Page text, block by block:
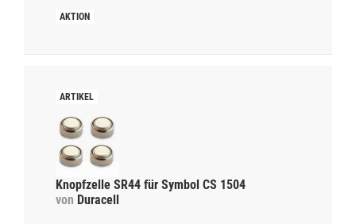
Knopfzelle SR44 für Symbol CS 1504
von Duracell